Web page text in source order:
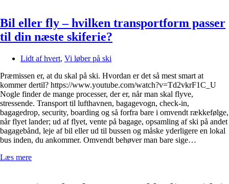
Bil eller fly – hvilken transportform passer
til din næste skiferie?
Lidt af hvert, Vi løber på ski
Præmissen er, at du skal på ski. Hvordan er det så mest smart at
kommer dertil? https://www.youtube.com/watch?v=Td2vkrF1C_U
Nogle finder de mange processer, der er, når man skal flyve,
stressende. Transport til lufthavnen, bagagevogn, check-in,
bagagedrop, security, boarding og så forfra bare i omvendt rækkefølge,
når flyet lander; ud af flyet, vente på bagage, opsamling af ski på andet
bagagebånd, leje af bil eller ud til bussen og måske yderligere en lokal
bus inden, du ankommer. Omvendt behøver man bare sige…
Læs mere